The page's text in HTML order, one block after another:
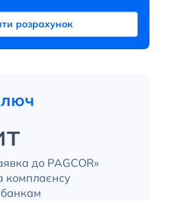
розрахунок
до PAGCOR»
комплаєнсу